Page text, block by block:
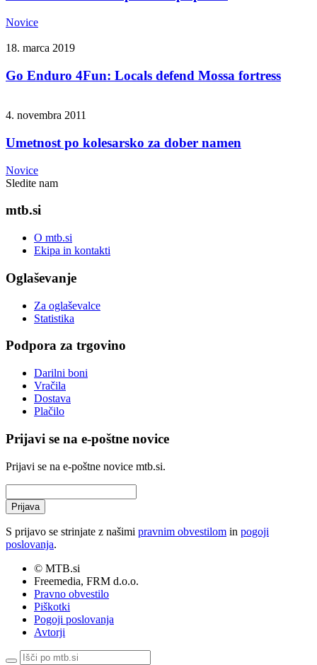
Novice
18. marca 2019
Go Enduro 4Fun: Locals defend Mossa fortress
4. novembra 2011
Umetnost po kolesarsko za dober namen
Novice
Sledite nam
mtb.si
O mtb.si
Ekipa in kontakti
Oglaševanje
Za oglaševalce
Statistika
Podpora za trgovino
Darilni boni
Vračila
Dostava
Plačilo
Prijavi se na e-poštne novice
Prijavi se na e-poštne novice mtb.si.
Prijava
S prijavo se strinjate z našimi pravnim obvestilom in pogoji
poslovanja.
© MTB.si
Freemedia, FRM d.o.o.
Pravno obvestilo
Piškotki
Pogoji poslovanja
Avtorji